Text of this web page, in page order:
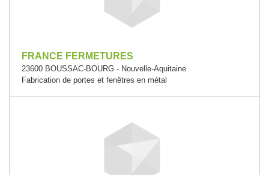
FRANCE FERMETURES
23600 BOUSSAC-BOURG - Nouvelle-Aquitaine
Fabrication de portes et fenêtres en métal